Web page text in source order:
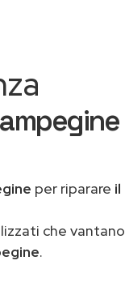
per riparare il
che vantano
.